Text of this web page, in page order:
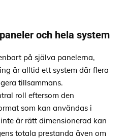
och hela system
på själva panelerna,
är alltid ett system där flera
tillsammans.
roll eftersom den
som kan användas i
är rätt dimensionerad kan
totala prestanda även om